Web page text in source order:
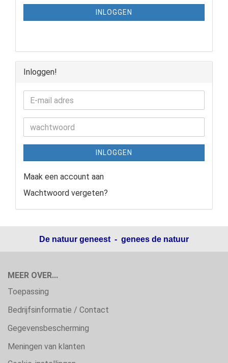
INLOGGEN
Inloggen!
INLOGGEN
Maak een account aan
Wachtwoord vergeten?
De natuur geneest - genees de natuur
MEER OVER...
Toepassing
Bedrijfsinformatie / Contact
Gegevensbescherming
Meningen van klanten